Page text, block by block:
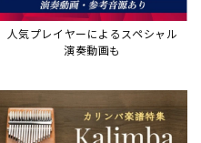
人気プレイヤーによるスペシャル
演奏動画も